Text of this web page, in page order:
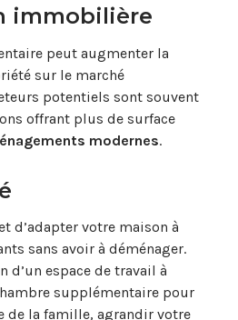
immobilière
peut augmenter la
sur le marché
potentiels sont souvent
offrant plus de surface
modernes.
d’adapter votre maison à
sans avoir à déménager.
d’un espace de travail à
supplémentaire pour
de la famille, agrandir votre